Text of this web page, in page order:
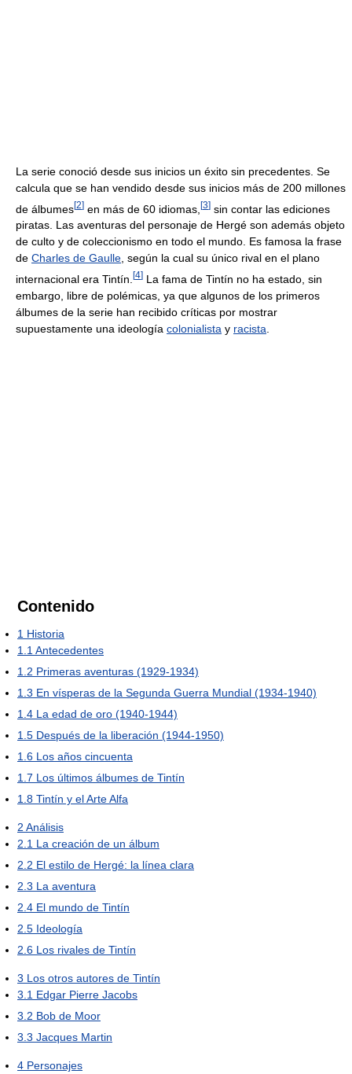
La serie conoció desde sus inicios un éxito sin precedentes. Se
calcula que se han vendido desde sus inicios más de 200 millones
de álbumes[2] en más de 60 idiomas, [3] sin contar las ediciones
piratas. Las aventuras del personaje de Hergé son además objeto
de culto y de coleccionismo en todo el mundo. Es famosa la frase
de Charles de Gaulle, según la cual su único rival en el plano
internacional era Tintín. [4] La fama de Tintín no ha estado, sin
embargo, libre de polémicas, ya que algunos de los primeros
álbumes de la serie han recibido críticas por mostrar
supuestamente una ideología colonialista y racista
Contenido
1 Historia
1.1 Antecedentes
1.2 Primeras aventuras (1929-1934)
1.3 En vísperas de la Segunda Guerra Mundial (1934-1940)
1.4 La edad de oro (1940-1944)
1.5 Después de la liberación (1944-1950)
1.6 Los años cincuenta
1.7 Los últimos álbumes de Tintín
1.8 Tintín y el Arte Alfa
2 Análisis
2.1 La creación de un álbum
2.2 El estilo de Hergé: la línea clara
2.3 La aventura
2.4 El mundo de Tintín
2.5 Ideología
2.6 Los rivales de Tintín
3 Los otros autores de Tintín
3.1 Edgar Pierre Jacobs
3.2 Bob de Moor
3.3 Jacques Martin
4 Personajes